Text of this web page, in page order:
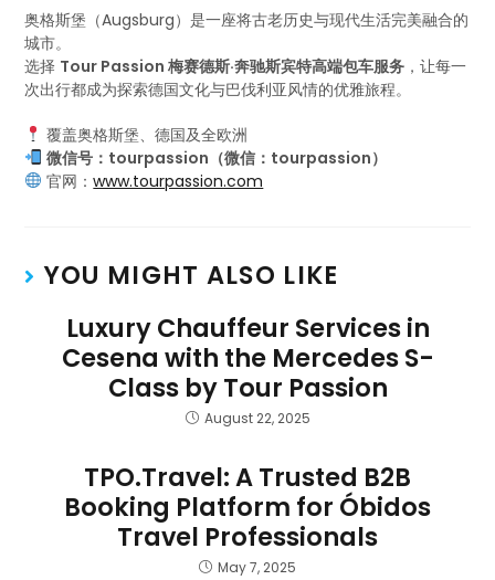
奥格斯堡（Augsburg）是一座将古老历史与现代生活完美融合的
城市。
选择 Tour Passion 梅赛德斯·奔驰斯宾特高端包车服务 ，让每一
次出行都成为探索德国文化与巴伐利亚风情的优雅旅程。
覆盖奥格斯堡、德国及全欧洲
微信号：tourpassion（微信：tourpassion）
官网：www.tourpassion.com
YOU MIGHT ALSO LIKE
Luxury Chauffeur Services in
Cesena with the Mercedes S-
Class by Tour Passion
August 22, 2025
TPO.Travel: A Trusted B2B
Booking Platform for Óbidos
Travel Professionals
May 7, 2025